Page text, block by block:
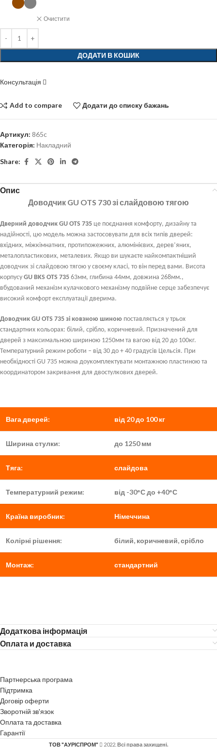
Очистити
ДОДАТИ В КОШИК
Консультація
Add to compare Додати до списку бажань
Артикул: 865c
Категорія: Накладний
Share:
Опис
Доводчик GU OTS 730 зі слайдовою тягою
Дверний доводчик GU OTS 735 це поєднання комфорту, дизайну та
надійності, цю модель можна застосовувати для всіх типів дверей:
вхідних, міжкімнатних, протипожежних, алюмінієвих, дерев’яних,
металопластикових, металевих. Якщо ви шукаєте найкомпактніший
доводчик зі слайдовою тягою у своєму класі, то він перед вами. Висота
корпусу GU BKS OTS 735 63мм, глибина 44мм, довжина 268мм.,
вбудований механізм кулачкового механізму подвійне серце забезпечує
високий комфорт експлуатації дверима.
Доводчик GU OTS 735 зі ковзною шиною поставляється у трьох
стандартних кольорах: білий, срібло, коричневий. Призначений для
дверей з максимальною шириною 1250мм та вагою від 20 до 100кг.
Температурний режим роботи – від 30 до + 40 градусів Цельсія. При
необхідності GU 735 можна доукомплектувати монтажною пластиною та
координатором закривання для двостулкових дверей.
Вага дверей: від 20 до 100 кг
Ширина стулки: до 1250 мм
Тяга: слайдова
Температурний режим: від -30°С до +40°С
Країна виробник: Німеччина
Колірні рішення: білий, коричневий, срібло
Монтаж: стандартний
Додаткова інформація
Оплата и доставка
Партнерська програма
Підтримка
Договір оферти
Зворотній зв'язок
Оплата та доставка
Гарантії
ТОВ "АУРІСПРОМ" 2022. Всі права захищені.